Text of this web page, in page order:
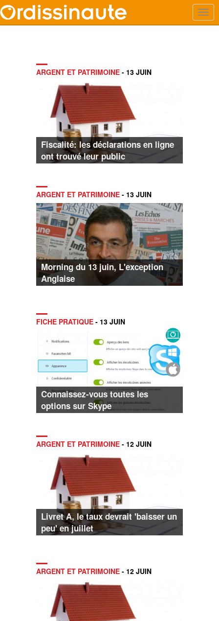
ARGENT ET PATRIMOINE - 13 JUIN
Fiscalité: les déclarations en ligne
ont trouvé leur public
ARGENT ET PATRIMOINE - 13 JUIN
Morning du 13 juin, L'exception
Anglaise
FICHE PRATIQUE - 13 JUIN
Connaissez-vous toutes les
options sur Skype
ARGENT ET PATRIMOINE - 12 JUIN
Livret A, le taux devrait 'baisser un
peu' en juillet
ARGENT ET PATRIMOINE - 12 JUIN